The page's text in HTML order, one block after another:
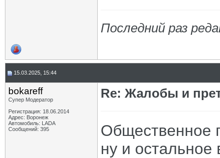
Последний раз
15.03.2025, 15:44
bokareff
Супер Модератор
Регистрация: 18.06.2014
Адрес: Воронеж
Автомобиль: LADA
Сообщений: 395
Re: Жалобы и
Общественное
ну и остальное